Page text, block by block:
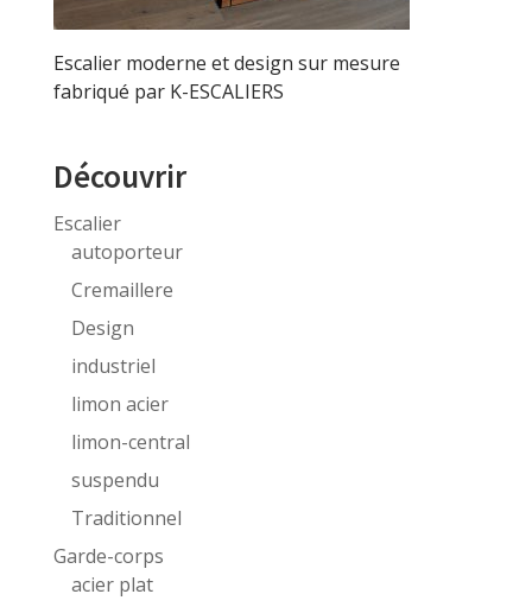
Escalier moderne et design sur mesure
fabriqué par K-ESCALIERS
Découvrir
Escalier
autoporteur
Cremaillere
Design
industriel
limon acier
limon-central
suspendu
Traditionnel
Garde-corps
acier plat